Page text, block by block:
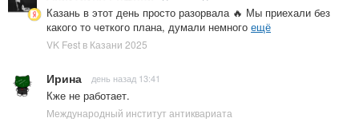
Казань в этот день просто разорвала 🔥 Мы приехали без
какого то четкого плана, думали немного ещё
VK Fest в Казани 2025
Ирина день назад 13:41
Кже не работает.
Международный институт антиквариата